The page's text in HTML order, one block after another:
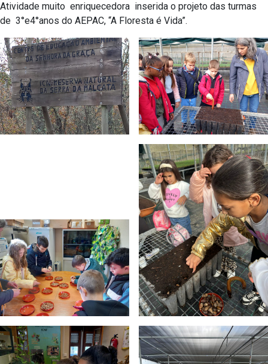
Atividade muito enriquecedora inserida o projeto das turmas
de 3°e4°anos do AEPAC, “A Floresta é Vida”.